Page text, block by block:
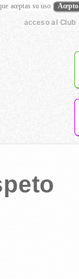
acceso al Club
aceptas su uso Acepto